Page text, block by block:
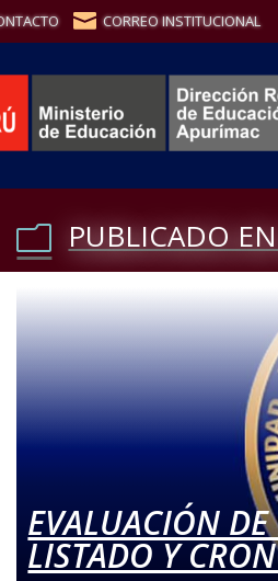
CORREO INSTITUCIONAL
m PUBLICADO
EVALUACIÓN
LISTADO Y